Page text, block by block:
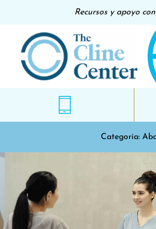
Recursos y apoyo
Categoría: